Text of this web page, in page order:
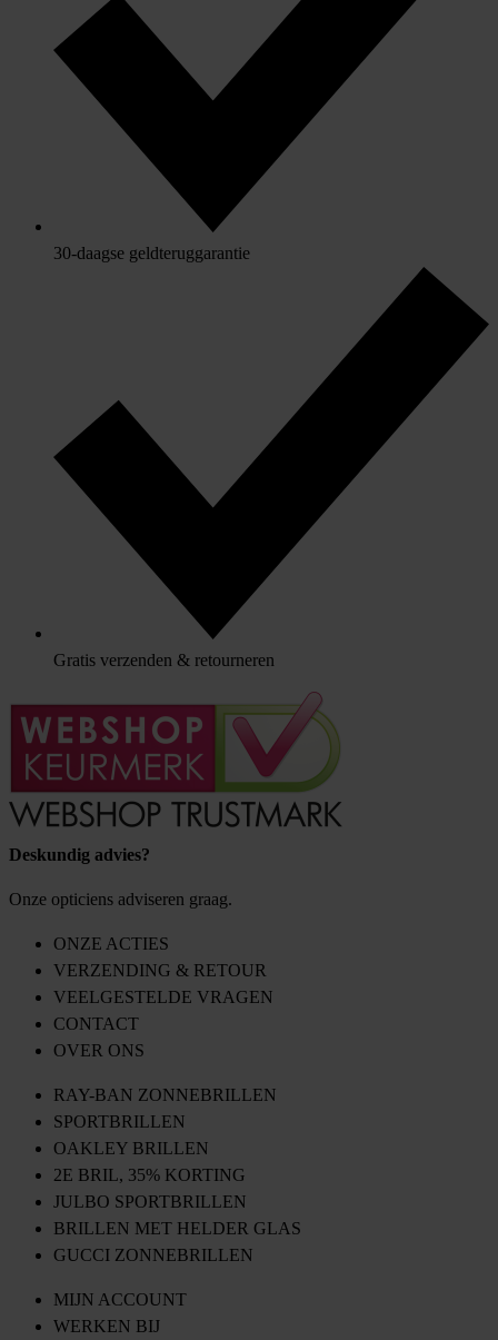
30-daagse geldteruggarantie
Gratis verzenden & retourneren
Deskundig advies?
Onze opticiens adviseren graag.
ONZE ACTIES
VERZENDING & RETOUR
VEELGESTELDE VRAGEN
CONTACT
OVER ONS
RAY-BAN ZONNEBRILLEN
SPORTBRILLEN
OAKLEY BRILLEN
2E BRIL, 35% KORTING
JULBO SPORTBRILLEN
BRILLEN MET HELDER GLAS
GUCCI ZONNEBRILLEN
MIJN ACCOUNT
WERKEN BIJ